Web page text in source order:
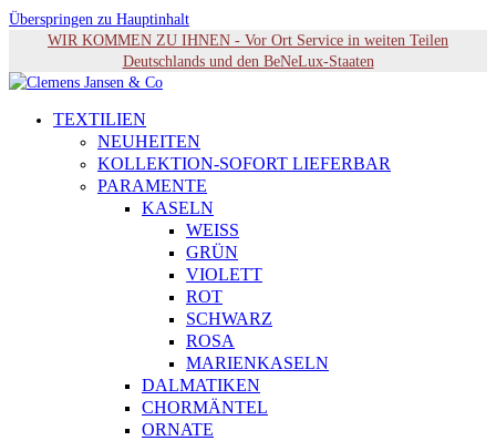
Überspringen zu Hauptinhalt
WIR KOMMEN ZU IHNEN - Vor Ort Service in weiten Teilen
Deutschlands und den BeNeLux-Staaten
TEXTILIEN
NEUHEITEN
KOLLEKTION-SOFORT LIEFERBAR
PARAMENTE
KASELN
WEISS
GRÜN
VIOLETT
ROT
SCHWARZ
ROSA
MARIENKASELN
DALMATIKEN
CHORMÄNTEL
ORNATE